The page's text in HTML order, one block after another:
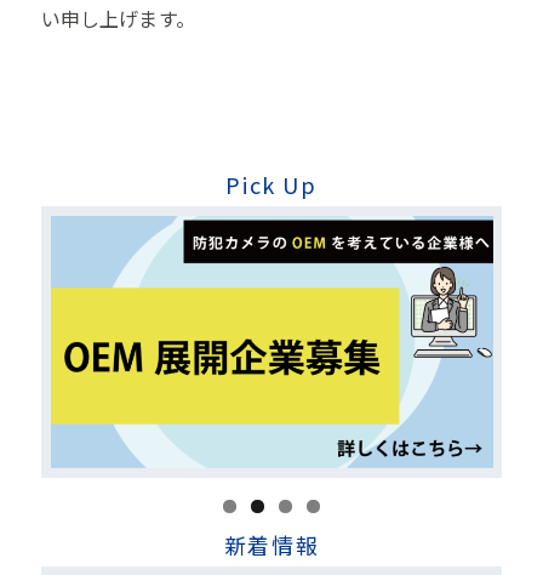
い申し上げます。
Pick Up
新着情報